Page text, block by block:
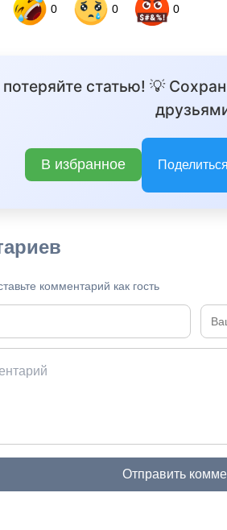
0 0 0
статью! 💡
В избранное Поделиться
комментарий как гость
Отправить